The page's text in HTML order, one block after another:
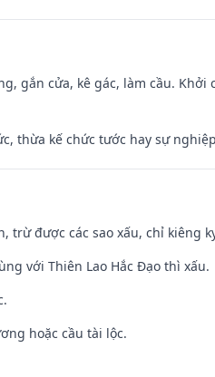
gắn cửa, kê gác, làm cầu.
thừa kế chức tước hay sự
trừ được các sao xấu, chỉ
với Thiên Lao Hắc Đạo thì xấu.
hoặc cầu tài lộc.